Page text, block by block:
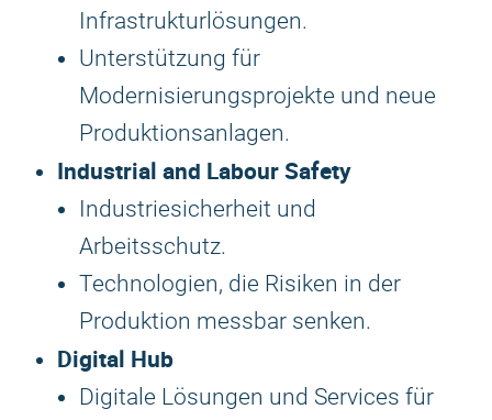
Infrastrukturlösungen.
Unterstützung für
Modernisierungsprojekte und neue
Produktionsanlagen.
Industrial and Labour Safety
Industriesicherheit und
Arbeitsschutz.
Technologien, die Risiken in der
Produktion messbar senken.
Digital Hub
Digitale Lösungen und Services für